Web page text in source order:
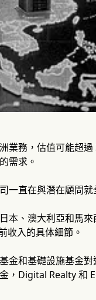
務，估值可能超過
需求。
直在與潛在顧問
本、澳大利亞和馬
收入的具体細節。
金和基礎設施基金
，Digital Realty 和